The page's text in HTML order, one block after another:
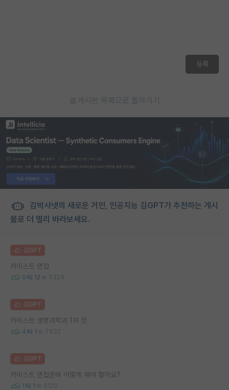
등록
게시판 목록으로 돌아가기
김박사넷의 새로운 거인, 인공지능 김GPT가 추천하는 게시
물로 더 멀리 바라보세요.
김GPT
카이스트 면접
0 12 5324
김GPT
카이스트 생명과학과 1차 컷
4 1 7532
김GPT
카이스트 면접준비 어떻게 해야 할까요?
1 1 6120